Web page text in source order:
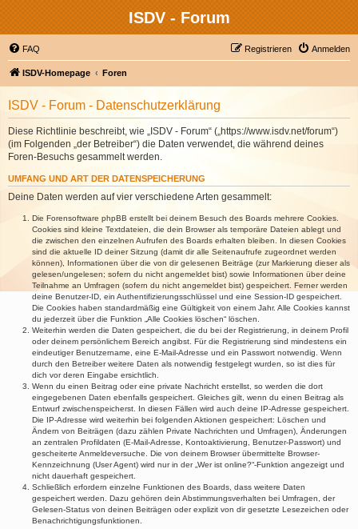
ISDV - Forum
FAQ Anmelden
Registrieren
ISDV-Homepage Foren
ISDV - Forum - Datenschutzerklärung
Diese Richtlinie beschreibt, wie „ISDV - Forum“ („https://www.isdv.net/forum“)
(im Folgenden „der Betreiber“) die Daten verwendet, die während deines
Foren-Besuchs gesammelt werden.
UMFANG UND ART DER DATENSPEICHERUNG
Deine Daten werden auf vier verschiedene Arten gesammelt:
Die Forensoftware phpBB erstellt bei deinem Besuch des Boards mehrere Cookies.
Cookies sind kleine Textdateien, die dein Browser als temporäre Dateien ablegt und
die zwischen den einzelnen Aufrufen des Boards erhalten bleiben. In diesen Cookies
sind die aktuelle ID deiner Sitzung (damit dir alle Seitenaufrufe zugeordnet werden
können), Informationen über die von dir gelesenen Beiträge (zur Markierung dieser als
gelesen/ungelesen; sofern du nicht angemeldet bist) sowie Informationen über deine
Teilnahme an Umfragen (sofern du nicht angemeldet bist) gespeichert. Ferner werden
deine Benutzer-ID, ein Authentifizierungsschlüssel und eine Session-ID gespeichert.
Die Cookies haben standardmäßig eine Gültigkeit von einem Jahr. Alle Cookies kannst
du jederzeit über die Funktion „Alle Cookies löschen“ löschen.
Weiterhin werden die Daten gespeichert, die du bei der Registrierung, in deinem Profil
oder deinem persönlichem Bereich angibst. Für die Registrierung sind mindestens ein
eindeutiger Benutzername, eine E-Mail-Adresse und ein Passwort notwendig. Wenn
durch den Betreiber weitere Daten als notwendig festgelegt wurden, so ist dies für
dich vor deren Eingabe ersichtlich.
Wenn du einen Beitrag oder eine private Nachricht erstellst, so werden die dort
eingegebenen Daten ebenfalls gespeichert. Gleiches gilt, wenn du einen Beitrag als
Entwurf zwischenspeicherst. In diesen Fällen wird auch deine IP-Adresse gespeichert.
Die IP-Adresse wird weiterhin bei folgenden Aktionen gespeichert: Löschen und
Ändern von Beiträgen (dazu zählen Private Nachrichten und Umfragen), Änderungen
an zentralen Profildaten (E-Mail-Adresse, Kontoaktivierung, Benutzer-Passwort) und
gescheiterte Anmeldeversuche. Die von deinem Browser übermittelte Browser-
Kennzeichnung (User Agent) wird nur in der „Wer ist online?“-Funktion angezeigt und
nicht dauerhaft gespeichert.
Schließlich erfordern einzelne Funktionen des Boards, dass weitere Daten
gespeichert werden. Dazu gehören dein Abstimmungsverhalten bei Umfragen, der
Gelesen-Status von deinen Beiträgen oder explizit von dir gesetzte Lesezeichen oder
Benachrichtigungsfunktionen.